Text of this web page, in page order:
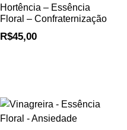
Hortência – Essência
Floral – Confraternização
R$45,00